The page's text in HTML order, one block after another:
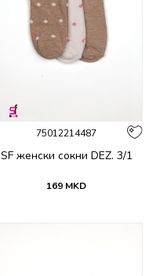
75012214487
SF женски сокни DEZ. 3/1
169 MKD